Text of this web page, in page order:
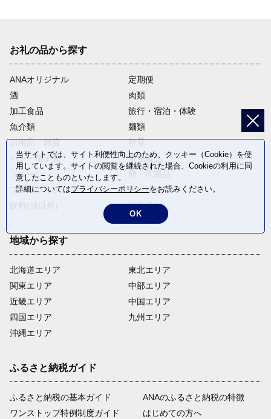
お礼の品から探す
ANAオリジナル
定期便
酒
肉類
加工食品
旅行・宿泊・体験
魚介類
麺類
日用品・雑貨
野菜
パン・菓子類
電化製品
フルーツ
ファッション
米・穀物
返礼品なし
地域から探す
北海道エリア
関東エリア
近畿エリア
四国エリア
沖縄エリア
東北エリア
中部エリア
中国エリア
九州エリア
ふるさと納税ガイド
ふるさと納税の基本ガイド
ワンストップ特例制度ガイド
ANAのふるさと納税の特徴
はじめての方へ
当サイトでは、サイト利便性向上のため、クッキー（Cookie）を使
用しています。サイトの閲覧を継続された場合、Cookieの利用に同
意したことものといたします。
詳細についてはプライバシーポリシーをお読みください。
OK